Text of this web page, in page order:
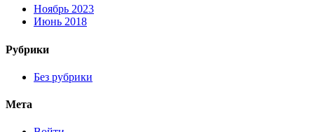
Ноябрь 2023
Июнь 2018
Рубрики
Без рубрики
Мета